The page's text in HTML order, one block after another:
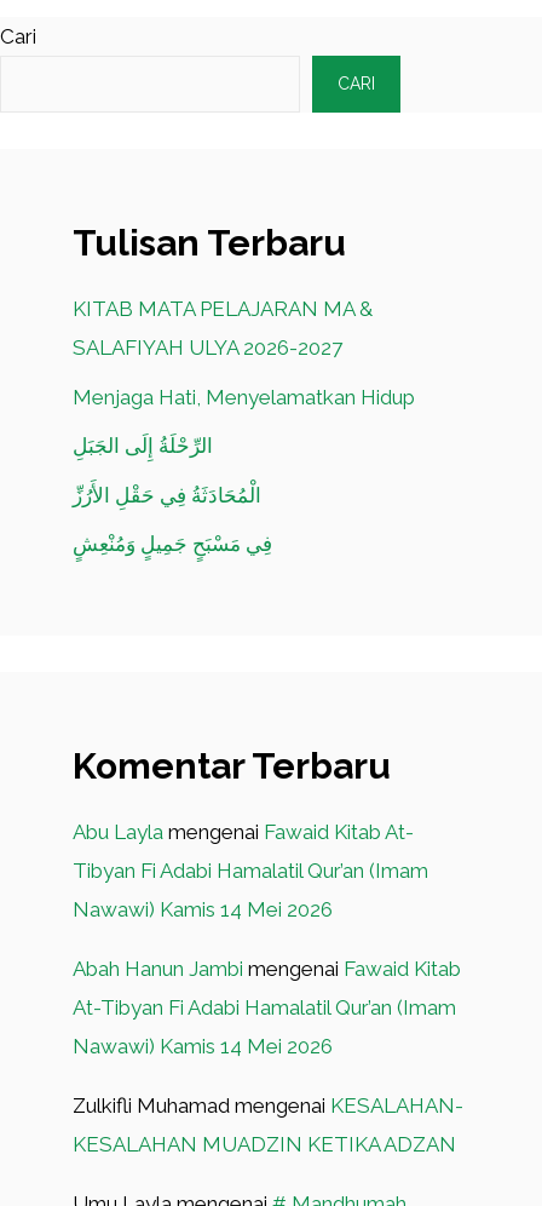
Cari
CARI
Tulisan Terbaru
KITAB MATA PELAJARAN MA &
SALAFIYAH ULYA 2026-2027
Menjaga Hati, Menyelamatkan Hidup
الرِّحْلَةُ إِلَى الجَبَلِ
الْمُحَادَثَةُ فِي حَقْلِ الأَرُزِّ
فِي مَسْبَحٍ جَمِيلٍ وَمُنْعِشٍ
Komentar Terbaru
Abu Layla mengenai Fawaid Kitab At-
Tibyan Fi Adabi Hamalatil Qur’an (Imam
Nawawi) Kamis 14 Mei 2026
Abah Hanun Jambi mengenai Fawaid Kitab
At-Tibyan Fi Adabi Hamalatil Qur’an (Imam
Nawawi) Kamis 14 Mei 2026
Zulkifli Muhamad mengenai KESALAHAN-
KESALAHAN MUADZIN KETIKA ADZAN